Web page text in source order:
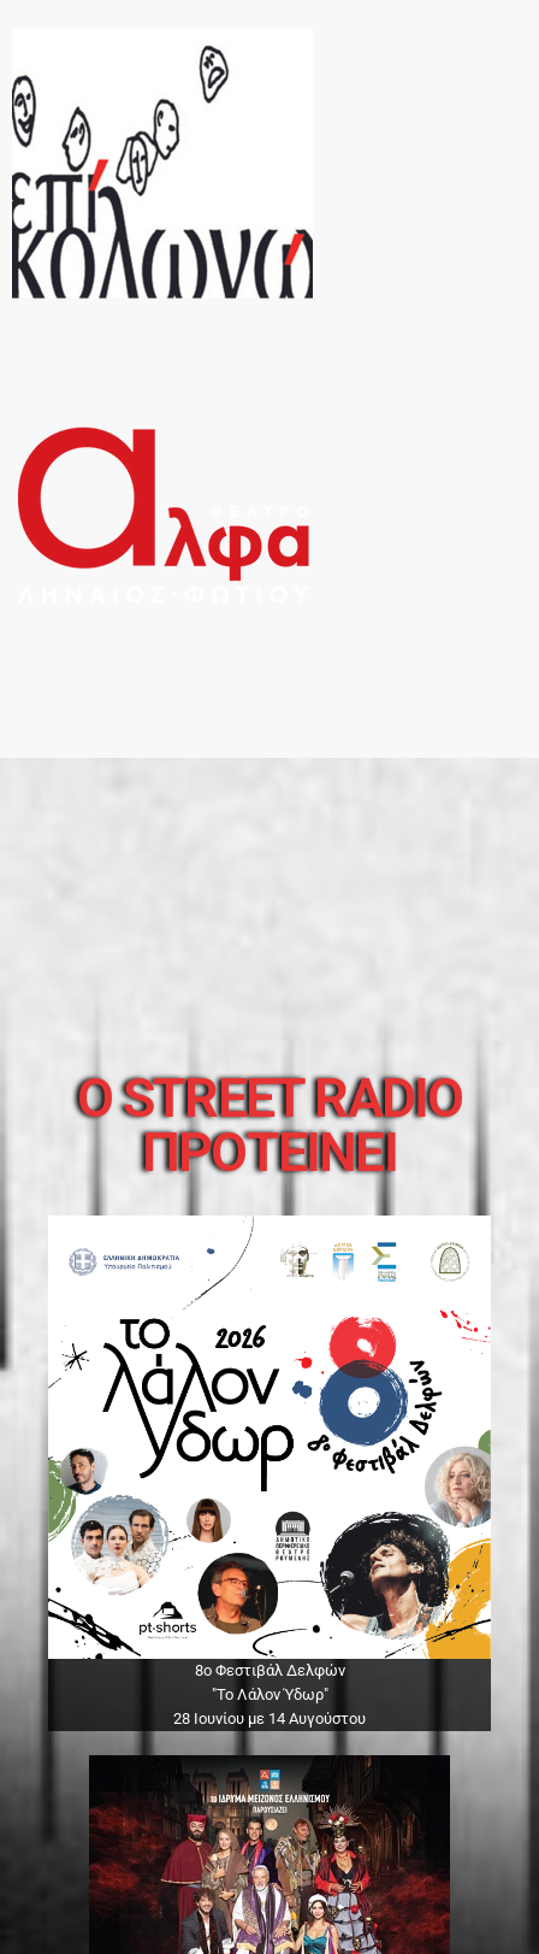
O STREET RADIO
ΠΡΟΤΕΙΝΕΙ
8ο Φεστιβάλ Δελφών
"Το Λάλον Ύδωρ"
28 Ιουνίου με 14 Αυγούστου